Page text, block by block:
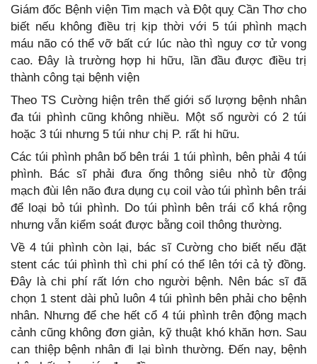
Giám đốc Bệnh viện Tim mạch và Đột quỵ Cần Thơ cho
biết nếu không điều trị kịp thời với 5 túi phình mạch
máu não có thể vỡ bất cứ lúc nào thì nguy cơ tử vong
cao. Đây là trường hợp hi hữu, lần đầu được điều trị
thành công tại bệnh viện
Theo TS Cường hiện trên thế giới số lượng bệnh nhân
đa túi phình cũng không nhiều. Một số người có 2 túi
hoặc 3 túi nhưng 5 túi như chị P. rất hi hữu.
Các túi phình phân bố bên trái 1 túi phình, bên phải 4 túi
phình. Bác sĩ phải đưa ống thông siêu nhỏ từ động
mạch đùi lên não đưa dụng cụ coil vào túi phình bên trái
để loại bỏ túi phình. Do túi phình bên trái cổ khá rộng
nhưng vẫn kiểm soát được bằng coil thông thường.
Về 4 túi phình còn lại, bác sĩ Cường cho biết nếu đặt
stent các túi phình thì chi phí có thể lên tới cả tỷ đồng.
Đây là chi phí rất lớn cho người bệnh. Nên bác sĩ đã
chọn 1 stent dài phủ luôn 4 túi phình bên phải cho bệnh
nhân. Nhưng để che hết cổ 4 túi phình trên động mạch
cảnh cũng không đơn giản, kỹ thuật khó khăn hơn. Sau
can thiệp bệnh nhân đi lại bình thường. Đến nay, bệnh